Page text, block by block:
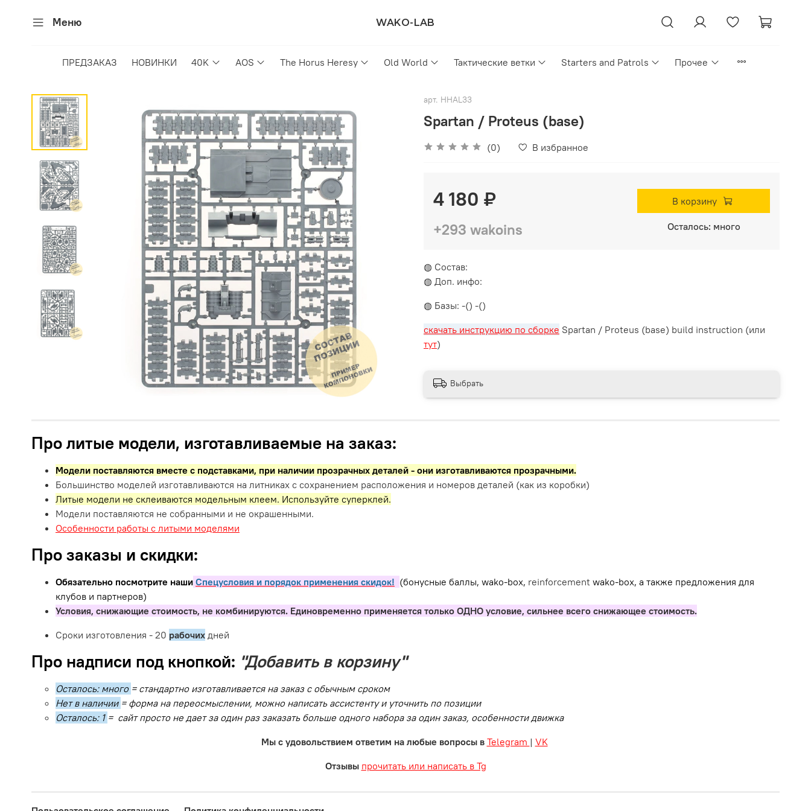
Меню WAKO-LAB
ПРЕДЗАКАЗ НОВИНКИ 40K AOS The Horus Heresy Old World Тактические ветки Starters and Patrols Прочее
арт. HHAL33
Spartan / Proteus (base)
(0) В избранное
4 180 ₽
+293 wakoins
В корзину
Осталось: много
◍ Состав:
◍ Доп. инфо:
◍ Базы: -() -()
скачать инструкцию по сборке Spartan / Proteus (base) build instruction (или
тут)
Выбрать
Про литые модели, изготавливаемые на заказ:
Модели поставляются вместе с подставками, при наличии прозрачных деталей - они изготавливаются прозрачными.
Большинство моделей изготавливаются на литниках с сохранением расположения и номеров деталей (как из коробки)
Литые модели не склеиваются модельным клеем. Используйте суперклей.
Модели поставляются не собранными и не окрашенными.
Особенности работы с литыми моделями
Про заказы и скидки:
Обязательно посмотрите наши Спецусловия и порядок применения скидок! (бонусные баллы, wako-box, reinforcement wako-box, а также предложения для
клубов и партнеров)
Условия, снижающие стоимость, не комбинируются. Единовременно применяется только ОДНО условие, сильнее всего снижающее стоимость.
Сроки изготовления - 20 рабочих дней
Про надписи под кнопкой: "Добавить в корзину"
Осталось: много = стандартно изготавливается на заказ с обычным сроком
Нет в наличии = форма на переосмыслении, можно написать ассистенту и уточнить по позиции
Осталось: 1 = сайт просто не дает за один раз заказать больше одного набора за один заказ, особенности движка
Мы с удовольствием ответим на любые вопросы в Telegram | VK
Отзывы прочитать или написать в Tg